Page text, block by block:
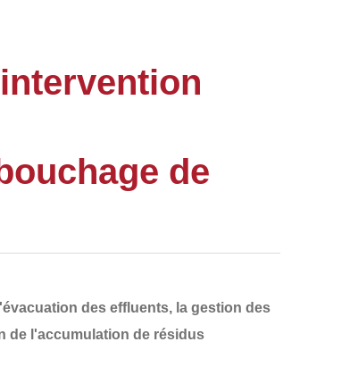
de
évacuation des effluents, la gestion des
de l'accumulation de résidus